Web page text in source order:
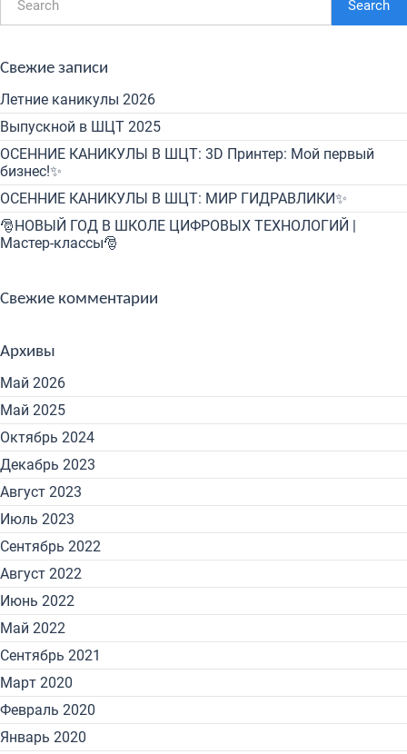
Search
Свежие записи
Летние каникулы 2026
Выпускной в ШЦТ 2025
ОСЕННИЕ КАНИКУЛЫ В ШЦТ: 3D Принтер: Мой первый
бизнес!✨
ОСЕННИЕ КАНИКУЛЫ В ШЦТ: МИР ГИДРАВЛИКИ✨
🎅НОВЫЙ ГОД В ШКОЛЕ ЦИФРОВЫХ ТЕХНОЛОГИЙ |
Мастер-классы🎅
Свежие комментарии
Архивы
Май 2026
Май 2025
Октябрь 2024
Декабрь 2023
Август 2023
Июль 2023
Сентябрь 2022
Август 2022
Июнь 2022
Май 2022
Сентябрь 2021
Март 2020
Февраль 2020
Январь 2020